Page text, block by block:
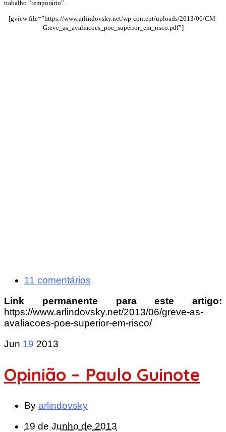
trabalho “temporário”.
[gview file=”https://www.arlindovsky.net/wp-content/uploads/2013/06/CM-
Greve_as_avaliacoes_poe_superior_em_risco.pdf”]
11 comentários
Link permanente para este artigo:
https://www.arlindovsky.net/2013/06/greve-as-
avaliacoes-poe-superior-em-risco/
Jun 19 2013
Opinião – Paulo Guinote
By arlindovsky
19 de Junho de 2013